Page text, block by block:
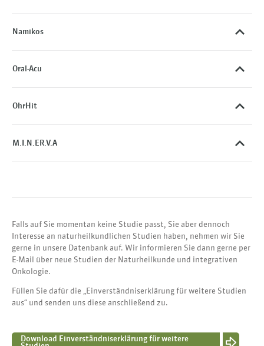
Namikos
Oral-Acu
OhrHit
M.I.N.ER.V.A
Falls auf Sie momentan keine Studie passt, Sie aber dennoch
Interesse an naturheilkundlichen Studien haben, nehmen wir Sie
gerne in unsere Datenbank auf. Wir informieren Sie dann gerne per
E-Mail über neue Studien der Naturheilkunde und integrativen
Onkologie.
Füllen Sie dafür die „Einverständniserklärung für weitere Studien
aus“ und senden uns diese anschließend zu.
Download Einverständniserklärung für weitere